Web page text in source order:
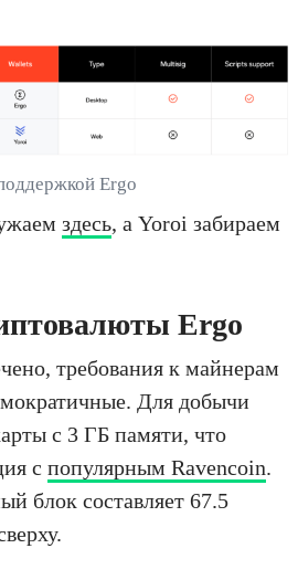
Ergo
здесь, а Yoroi забираем
Ergo
требования к майнерам
Для добычи
с 3 ГБ памяти, что
с популярным Ravencoin.
блок составляет 67.5